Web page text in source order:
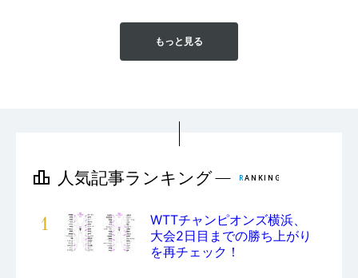
もっと見る
1
WTTチャンピオンズ横浜、
大会2日目までの勝ち上がり
を再チェック！